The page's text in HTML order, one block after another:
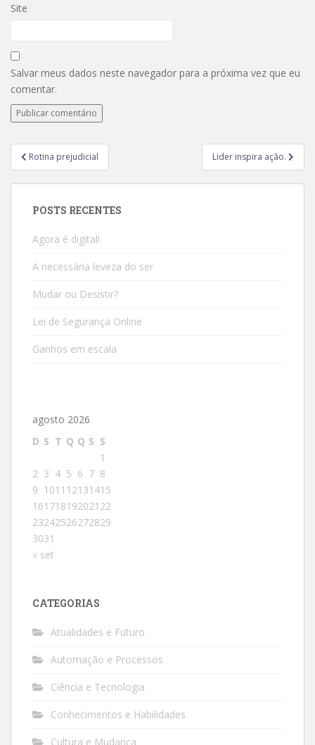
Site
Salvar meus dados neste navegador para a próxima vez que eu
comentar.
Rotina prejudicial Lider inspira ação.
POSTS RECENTES
Agora é digital!
A necessária leveza do ser
Mudar ou Desistir?
Lei de Segurança Online
Ganhos em escala
agosto 2026
D S T Q Q S S
1
2 3 4 5 6 7 8
9 1011 12131415
161718192021 22
23242526272829
3031
« set
CATEGORIAS
Atualidades e Futuro
Automação e Processos
Ciência e Tecnologia
Conhecimentos e Habilidades
Cultura e Mudança